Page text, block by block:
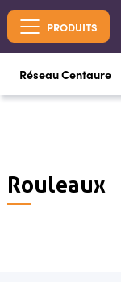
PRODUITS
Réseau Centaure
Rouleaux